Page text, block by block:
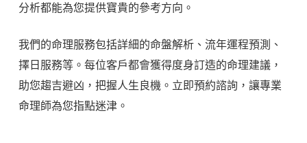
分析都能為您提供寶貴的參考方向。
我們的命理服務包括詳細的命盤解析、流年運程預測、
擇日服務等。每位客戶都會獲得度身訂造的命理建議，
助您趨吉避凶，把握人生良機。立即預約諮詢，讓專業
命理師為您指點迷津。